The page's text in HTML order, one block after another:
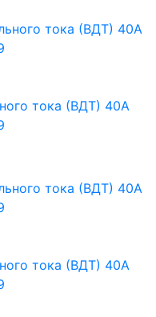
тока (ВДТ) 40A
тока (ВДТ) 40A